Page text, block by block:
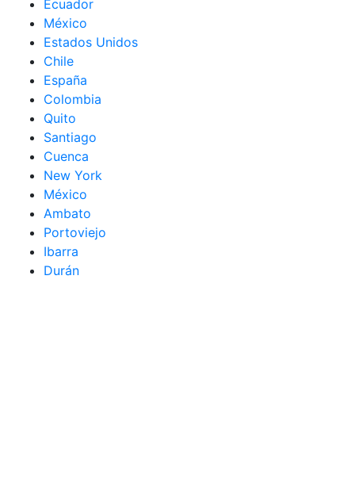
Ecuador
México
Estados Unidos
Chile
España
Colombia
Quito
Santiago
Cuenca
New York
México
Ambato
Portoviejo
Ibarra
Durán